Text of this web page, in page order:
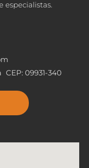
especialistas.
09931-340